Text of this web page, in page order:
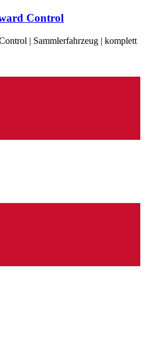
Control
| Sammlerfahrzeug | komplett